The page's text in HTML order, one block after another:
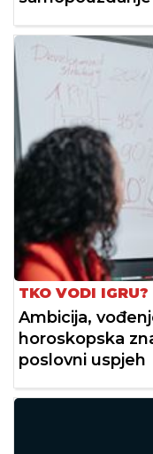
TKO VODI IGRU?
Ambicija,
horoskopska
poslovni uspjeh